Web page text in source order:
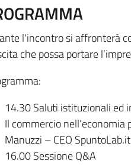
l'incontro si affronterà
che possa portare
14.30 Saluti istituzionali ed
Il commercio
Manuzzi – CEO SpuntoLab.it
16.00 Sessione Q&A